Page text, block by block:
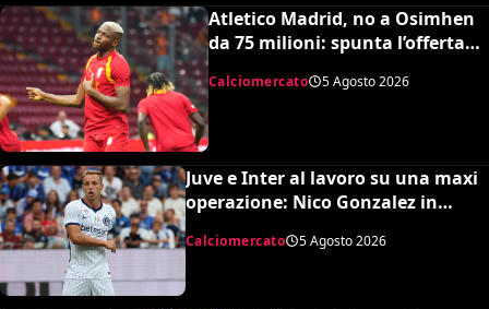
Atletico Madrid, no a Osimhen
da 75 milioni: spunta l’offerta
del Tottenham
Calciomercato 5 Agosto 2026
Juve e Inter al lavoro su una maxi
operazione: Nico Gonzalez in
nerazzurro, Frattesi a Torino
Calciomercato 5 Agosto 2026